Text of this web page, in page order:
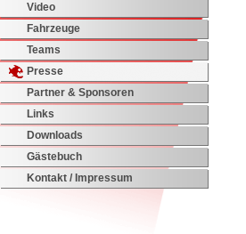
Video
Fahrzeuge
Teams
Presse
Partner & Sponsoren
Links
Downloads
Gästebuch
Kontakt / Impressum